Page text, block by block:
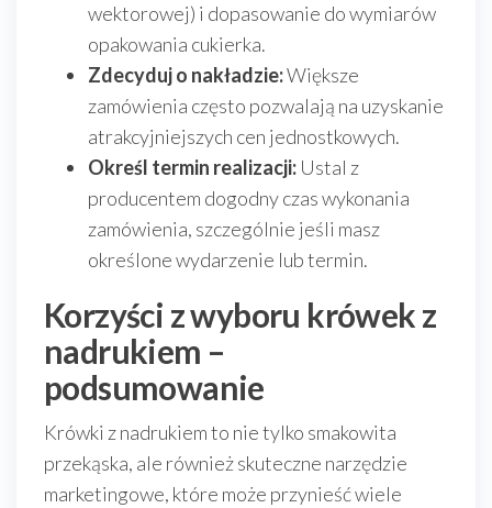
wektorowej) i dopasowanie do wymiarów
opakowania cukierka.
Zdecyduj o nakładzie:Większe
zamówienia często pozwalają na uzyskanie
atrakcyjniejszych cen jednostkowych.
Określ termin realizacji: Ustal z
producentem dogodny czas wykonania
zamówienia, szczególnie jeśli masz
określone wydarzenie lub termin.
Korzyści z wyboru krówek z
nadrukiem –
podsumowanie
Krówki z nadrukiem to nie tylko smakowita
przekąska, ale również skuteczne narzędzie
marketingowe, które może przynieść wiele